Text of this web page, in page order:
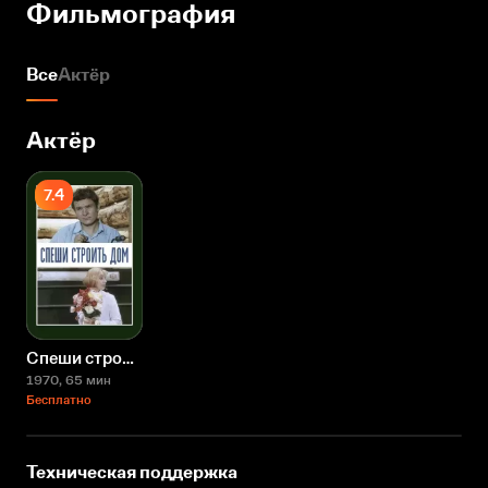
Фильмография
ВсеАктёр
Актёр
7.4
Спеши строить дом
1970, 65 мин
Бесплатно
Техническая поддержка